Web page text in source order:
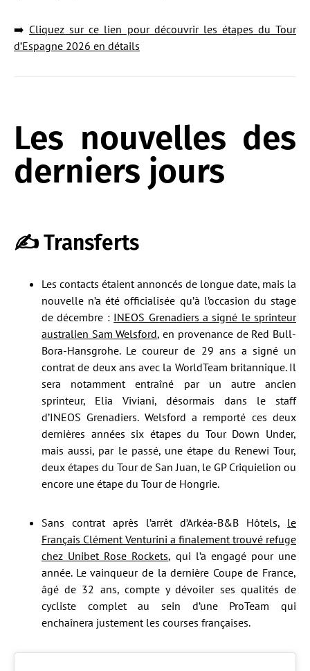
➡️ Cliquez sur ce lien pour découvrir les étapes du Tour
d’Espagne 2026 en détails
Les nouvelles des
derniers jours
✍ Transferts
Les contacts étaient annoncés de longue date, mais la
nouvelle n’a été officialisée qu’à l’occasion du stage
de décembre : INEOS Grenadiers a signé le sprinteur
australien Sam Welsford, en provenance de Red Bull-
Bora-Hansgrohe. Le coureur de 29 ans a signé un
contrat de deux ans avec la WorldTeam britannique. Il
sera notamment entraîné par un autre ancien
sprinteur, Elia Viviani, désormais dans le staff
d’INEOS Grenadiers. Welsford a remporté ces deux
dernières années six étapes du Tour Down Under,
mais aussi, par le passé, une étape du Renewi Tour,
deux étapes du Tour de San Juan, le GP Criquielion ou
encore une étape du Tour de Hongrie.
Sans contrat après l’arrêt d’Arkéa-B&B Hôtels, le
Français Clément Venturini a finalement trouvé refuge
chez Unibet Rose Rockets, qui l’a engagé pour une
année. Le vainqueur de la dernière Coupe de France,
âgé de 32 ans, compte y dévoiler ses qualités de
cycliste complet au sein d’une ProTeam qui
enchaînera justement les courses françaises.